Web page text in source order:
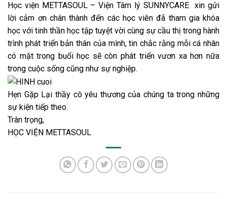
Học viện METTASOUL – Viện Tâm lý SUNNYCARE xin gửi
lời cảm ơn chân thành đến các học viên đã tham gia khóa
học với tinh thần học tập tuyệt vời cùng sự cầu thị trong hành
trình phát triển bản thân của mình, tin chắc rằng mỗi cá nhân
có mặt trong buổi học sẽ còn phát triển vươn xa hơn nữa
trong cuộc sống cũng như sự nghiệp.
Hẹn Gặp Lại thầy cô yêu thương của chúng ta trong những
sự kiện tiếp theo.
Trân trọng,
HỌC VIỆN METTASOUL